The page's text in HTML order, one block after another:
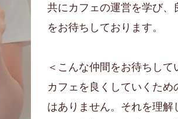
共にカフェの運営を学び
をお待ちしております。
＜こんな仲間をお待ちして
カフェを良くしていくた
はありません。それを理